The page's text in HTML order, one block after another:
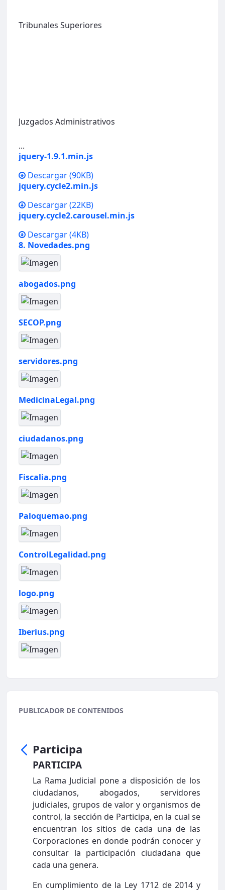
Tribunales Superiores
Juzgados Administrativos
...
jquery-1.9.1.min.js
Descargar(90KB)
jquery.cycle2.min.js
Descargar(22KB)
jquery.cycle2.carousel.min.js
Descargar(4KB)
8. Novedades.png
abogados.png
SECOP.png
servidores.png
MedicinaLegal.png
ciudadanos.png
Fiscalia.png
Paloquemao.png
ControlLegalidad.png
logo.png
Iberius.png
PUBLICADOR DE CONTENIDOS
Participa
PARTICIPA
La Rama Judicial pone a disposición de los
ciudadanos, abogados, servidores
judiciales, grupos de valor y organismos de
control, la sección de Participa, en la cual se
encuentran los sitios de cada una de las
Corporaciones en donde podrán conocer y
consultar la participación ciudadana que
cada una genera.
En cumplimiento de la Ley 1712 de 2014 y